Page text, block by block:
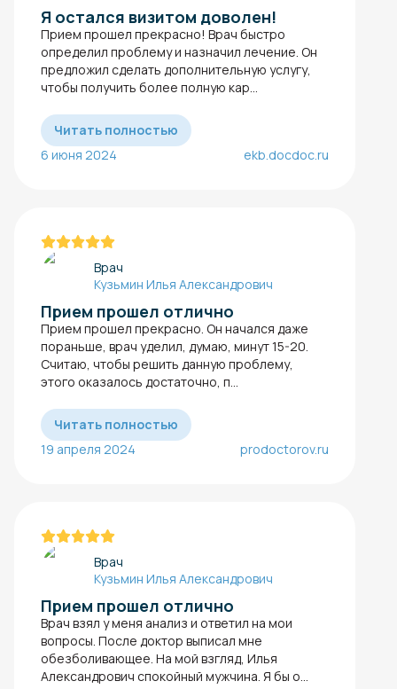
Я остался визитом доволен!
Прием прошел прекрасно! Врач быстро
определил проблему и назначил лечение. Он
предложил сделать дополнительную услугу,
чтобы получить более полную кар...
Читать полностью
6 июня 2024
ekb.docdoc.ru
Врач
Кузьмин Илья Александрович
Прием прошел отлично
Прием прошел прекрасно. Он начался даже
пораньше, врач уделил, думаю, минут 15-20.
Считаю, чтобы решить данную проблему,
этого оказалось достаточно, п...
Читать полностью
19 апреля 2024
prodoctorov.ru
Врач
Кузьмин Илья Александрович
Прием прошел отлично
Врач взял у меня анализ и ответил на мои
вопросы. После доктор выписал мне
обезболивающее. На мой взгляд, Илья
Александрович спокойный мужчина. Я бы о...